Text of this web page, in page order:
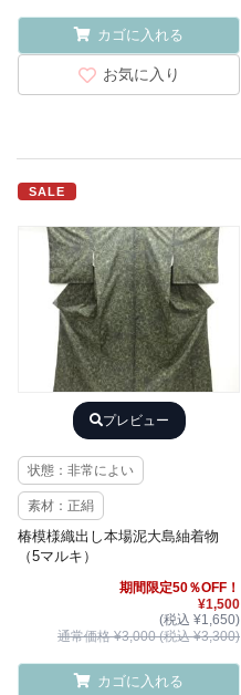
カゴに入れる
お気に入り
SALE
プレビュー
状態：非常によい
素材：正絹
椿模様織出し本場泥大島紬着物
（5マルキ）
期間限定50％OFF！
¥1,500
(税込 ¥1,650)
通常価格 ¥3,000 (税込 ¥3,300)
カゴに入れる